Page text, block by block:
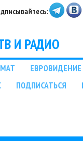
И РАДИО
ЕВРОВИДЕНИЕ
ПОДПИСАТЬСЯ